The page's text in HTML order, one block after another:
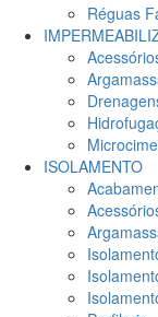
Réguas
ISOLAMENTO